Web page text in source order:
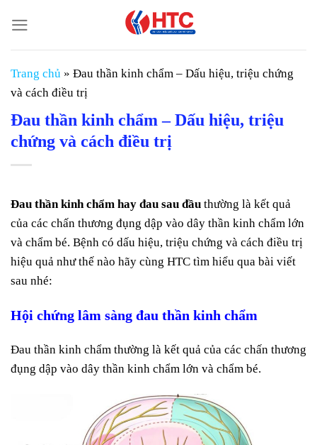
đến
nội
dung
Trang chủ » Đau thần kinh chẩm – Dấu hiệu, triệu chứng
và cách điều trị
Đau thần kinh chẩm – Dấu hiệu, triệu
chứng và cách điều trị
Đau thần kinh chẩm hay đau sau đầu thường là kết quả
của các chấn thương đụng dập vào dây thần kinh chẩm lớn
và chẩm bé. Bệnh có dấu hiệu, triệu chứng và cách điều trị
hiệu quả như thế nào hãy cùng HTC tìm hiểu qua bài viết
sau nhé:
Hội chứng lâm sàng đau thần kinh chẩm
Đau thần kinh chẩm thường là kết quả của các chấn thương
đụng dập vào dây thần kinh chẩm lớn và chẩm bé.